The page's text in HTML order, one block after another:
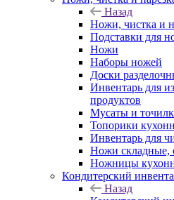
Назад
Ножи, чистка и
Подставки для
Ножи
Наборы ножей
Доски
Инвентарь для
продуктов
Мусаты и
Топорики
Инвентарь для
Ножи складные,
Ножницы
Кондитерский
Назад